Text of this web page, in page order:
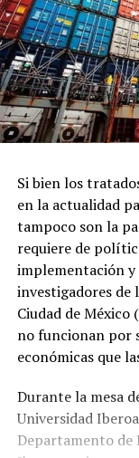
Si bien los
en la actualidad
tampoco son la
requiere de
implementación
investigadores de
Ciudad de México
no funcionan por
económicas que
Durante la mesa
Universidad
Departamento de